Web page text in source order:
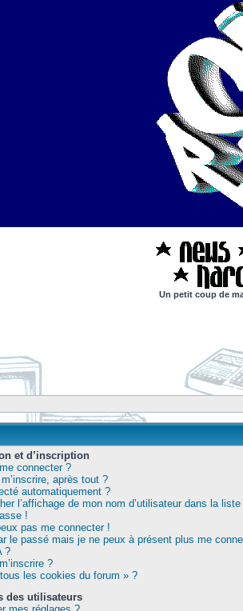
Un petit coup de
et d’inscription
connecter ?
après tout ?
automatiquement ?
l’affichage de mon nom d’utilisateur dans la
!
pas me connecter !
le passé mais je ne peux à présent plus me
?
?
les cookies du forum » ?
des utilisateurs